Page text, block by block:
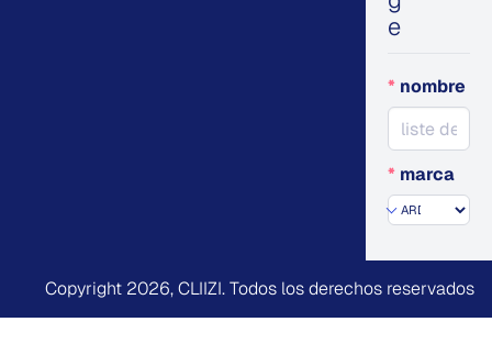
e
* nombre
* marca
Copyright 2026,CLIIZI. Todos los derechos reservados